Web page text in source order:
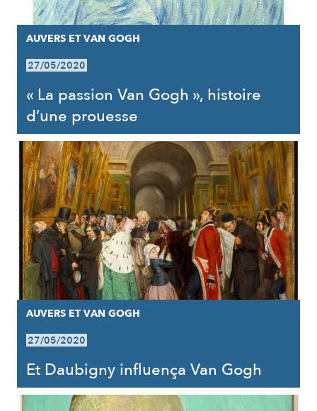
AUVERS ET VAN GOGH
27/05/2020
« La passion Van Gogh », histoire
d’une prouesse
AUVERS ET VAN GOGH
27/05/2020
Et Daubigny influença Van Gogh